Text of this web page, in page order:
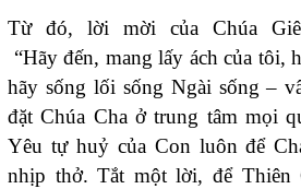
Từ đó, lời mời của Chúa
“Hãy đến, mang lấy ách của tôi,
hãy sống lối sống Ngài sống –
đặt Chúa Cha ở trung tâm mọi
Yêu tự huỷ của Con luôn để
nhịp thở. Tắt một lời, để Thiên